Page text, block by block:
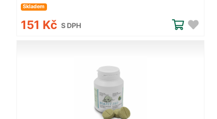
Skladem
151 Kč S DPH